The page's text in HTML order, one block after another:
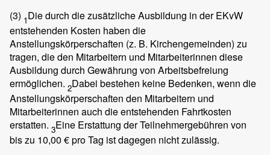
(3) 1Die durch die zusätzliche Ausbildung in der EKvW
entstehenden Kosten haben die
Anstellungskörperschaften (z. B. Kirchengemeinden) zu
tragen, die den Mitarbeitern und Mitarbeiterinnen diese
Ausbildung durch Gewährung von Arbeitsbefreiung
ermöglichen. 2Dabei bestehen keine Bedenken, wenn die
Anstellungskörperschaften den Mitarbeitern und
Mitarbeiterinnen auch die entstehenden Fahrtkosten
erstatten. 3Eine Erstattung der Teilnehmergebühren von
bis zu 10,00 € pro Tag ist dagegen nicht zulässig.